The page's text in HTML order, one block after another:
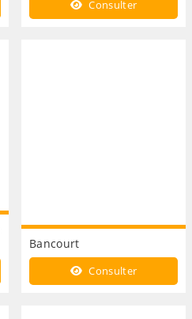
Consulter
Bancourt
Consulter